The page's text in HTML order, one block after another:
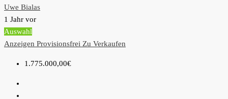
Uwe Bialas
1 Jahr vor
Auswahl
Anzeigen Provisionsfrei Zu Verkaufen
1.775.000,00€